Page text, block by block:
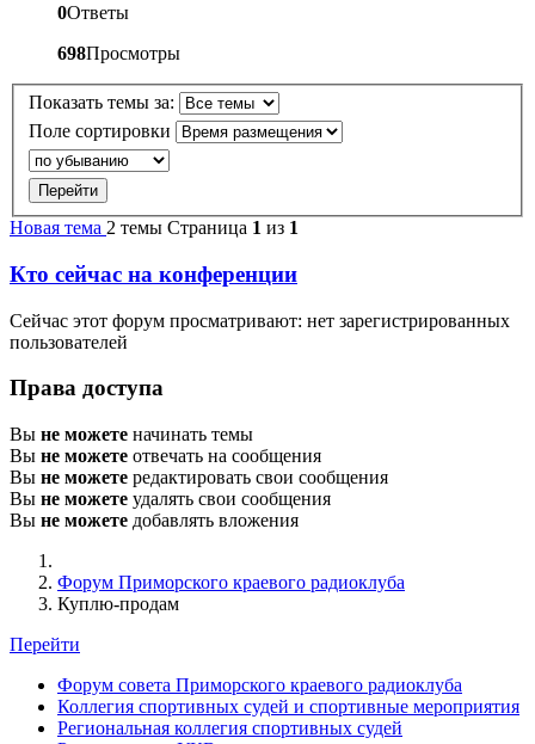
0Ответы
698Просмотры
Показать темы за:
Поле сортировки
Новая тема 2 темы Страница 1 из 1
Кто сейчас на конференции
Сейчас этот форум просматривают: нет зарегистрированных
пользователей
Права доступа
Вы не можете начинать темы
Вы не можете отвечать на сообщения
Вы не можете редактировать свои сообщения
Вы не можете удалять свои сообщения
Вы не можете добавлять вложения
Форум Приморского краевого радиоклуба
Куплю-продам
Перейти
Форум совета Приморского краевого радиоклуба
Коллегия спортивных судей и спортивные мероприятия
Региональная коллегия спортивных судей